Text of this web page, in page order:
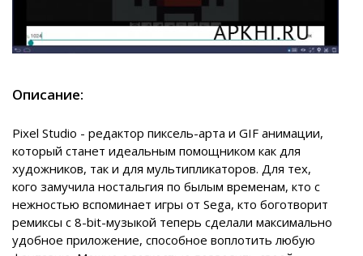
Описание:
Pixel Studio - редактор пиксель-арта и GIF анимации,
который станет идеальным помощником как для
художников, так и для мультипликаторов. Для тех,
кого замучила ностальгия по былым временам, кто с
нежностью вспоминает игры от Sega, кто боготворит
ремиксы с 8-bit-музыкой теперь сделали максимально
удобное приложение, способное воплотить любую